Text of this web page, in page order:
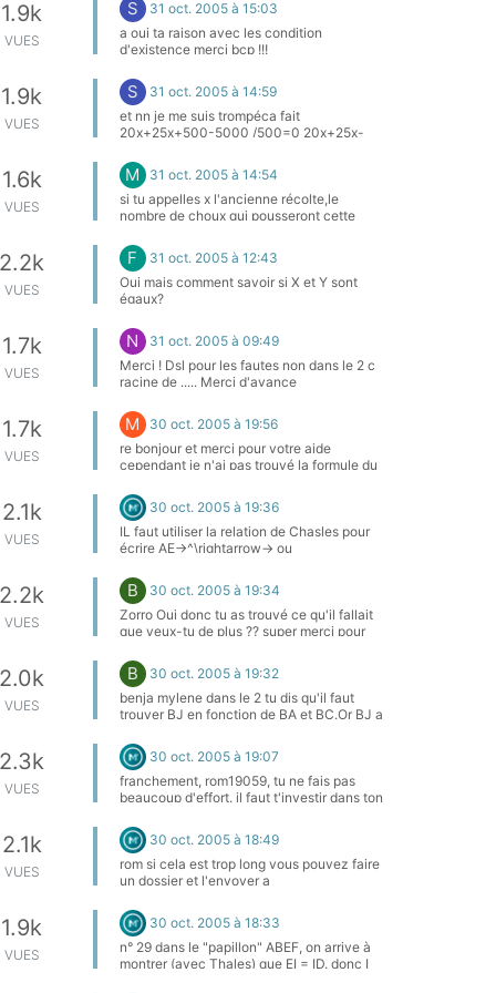
equiv/ (4x^2-6x+2)/ (2x+1) (2x -1) - (2
(4x^2-1) ) + (2x) (2x+1)/ (2x-1)(2x+1)
equiv/ ((4x^2-6x+2) - (8x^2-2) +
numérateur nul -4x + 4=0 si je ne fais pas
d'erreur de calcul on doit arriver à cela. A
toi de vérifier sans oublier la valeur qui
annule le dénominateur et qui est interdite.
1.9k
VUES
S
31 oct. 2005 à 15:03
a oui ta raison avec les condition
d'existence merci bcp !!!
1.9k
VUES
S
31 oct. 2005 à 14:59
et nn je me suis trompéca fait
20x+25x+500-5000 /500=0 20x+25x-
enfin je suis pas sur y a pas quelqu'un pour
veridfier
1.6k
VUES
M
31 oct. 2005 à 14:54
si tu appelles x l'ancienne récolte,le
nombre de choux qui pousseront cette
cas quand tu auras corrigés cet exercice
envoie moi la réponse
2.2k
VUES
F
31 oct. 2005 à 12:43
Oui mais comment savoir si X et Y sont
égaux?
1.7k
VUES
N
31 oct. 2005 à 09:49
Merci ! Dsl pour les fautes non dans le 2 c
racine de ..... Merci d'avance
1.7k
VUES
M
30 oct. 2005 à 19:56
re bonjour et merci pour votre aide
cependant je n'ai pas trouvé la formule du
m'aide ce serait trés sympa! bonne fin de
journée!
2.1k
VUES
30 oct. 2005 à 19:36
IL faut utiliser la relation de Chasles pour
écrire AE→^\rightarrow→ ou
en fonction de AB→^\rightarrow→
AC→^\rightarrow→ BC→^\rightarrow→ A
toi de trouver ce qui est plus facile.
2.2k
VUES
B
30 oct. 2005 à 19:34
Zorro Oui donc tu as trouvé ce qu'il fallait
que veux-tu de plus ?? super merci pour
finit le week end va etre long!!!
2.0k
VUES
B
30 oct. 2005 à 19:32
benja mylene dans le 2 tu dis qu'il faut
trouver BJ en fonction de BA et BC.Or BJ a
le milieu de AD et BC ça donne le résultat
que je t'ai donné au dessus Excuse moi, je
ne comprends pas . Comment sais tu que
BA et BJ sont de même longueur? toujours
1/2BC....la réponse c'est bien l'explication
aprés des heures de boulot c'est mieux!!!!!!!
et pour moi BA et BJ n'ont toujours pas la
même longueur....à l'aide. bon courage à
moi!!!!!
2.3k
VUES
30 oct. 2005 à 19:07
franchement, rom19059, tu ne fais pas
beaucoup d'effort. il faut t'investir dans ton
seconde !
2.1k
VUES
30 oct. 2005 à 18:49
rom si cela est trop long vous pouvez faire
un dossier et l'envoyer a
semble que tu te méprends un peu sur la
vocation de ce forum.
1.9k
VUES
30 oct. 2005 à 18:33
n° 29 dans le "papillon" ABEF, on arrive à
montrer (avec Thales) que EI = ID. donc I